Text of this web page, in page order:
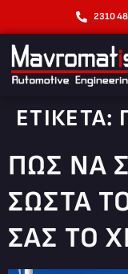
2310
ΕΤΙΚΈΤΑ:
ΠΏΣ ΝΑ
ΣΩΣΤΆ
ΣΑΣ ΤΟ